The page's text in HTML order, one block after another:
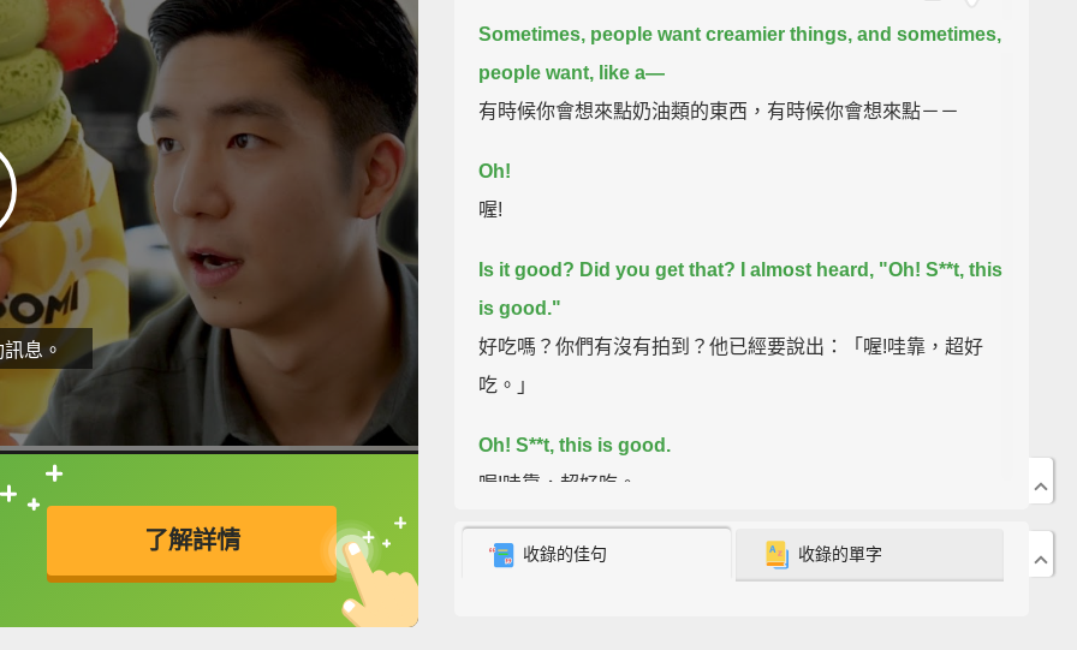
息。
了解詳情
接查字典喔！
英
Sometimes, people want creamier things, and sometimes,
people want, like a—
有時候你會想來點奶油類的東西，有時候你會想來點－－
Oh!
喔!
Is it good? Did you get that?
I almost heard, "Oh! S**t, this
is good."
好吃嗎？你們有沒有拍到？他已經要說出：「喔!哇靠，超好
吃。」
Oh! S**t, this is good.
喔!哇靠，超好吃。
Tiffany Young Helps Me Find the Best Ice Cream in LA
Tiffany 幫我找到洛杉磯最好吃的冰淇淋
收錄的佳句 收錄的單字